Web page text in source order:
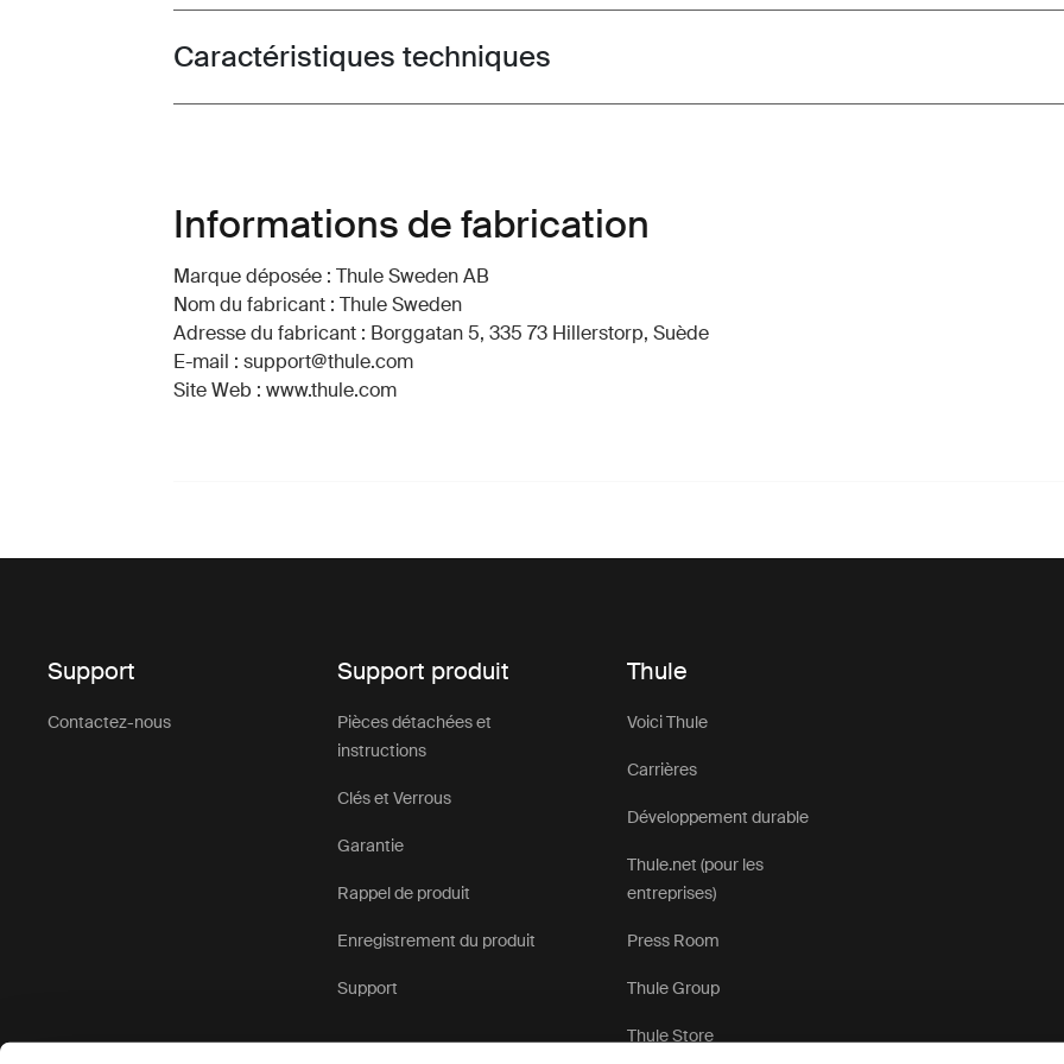
Toggle techspec
Caractéristiques techniques
Informations de fabrication
Marque déposée : Thule Sweden AB
Nom du fabricant : Thule Sweden
Adresse du fabricant : Borggatan 5, 335 73 Hillerstorp, Suède
E-mail : support@thule.com
Site Web : www.thule.com
Support
Contactez-nous
Support produit
Pièces détachées et
instructions
Clés et Verrous
Garantie
Rappel de produit
Enregistrement du produit
Support
Thule
Voici Thule
Carrières
Développement durable
Thule.net (pour les
entreprises)
Press Room
Thule Group
Thule Store